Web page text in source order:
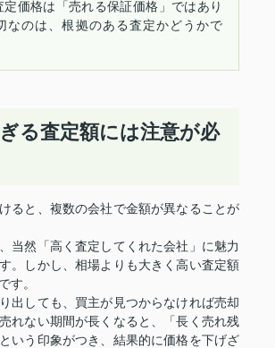
定価格は「売れる保証価格」ではあり
なのは、根拠のある査定かどうかで
る査定額には注意が必
ると、複数の会社で金額が異なることが
当然「高く査定してくれた会社」に魅力
。しかし、相場よりも大きく高い査定額
す。
出しても、買主が見つからなければ売却
れない期間が長くなると、「長く売れ残
いう印象がつき、結果的に価格を下げざ